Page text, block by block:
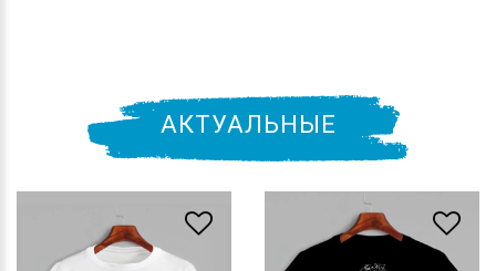
АКТУАЛЬНЫЕ